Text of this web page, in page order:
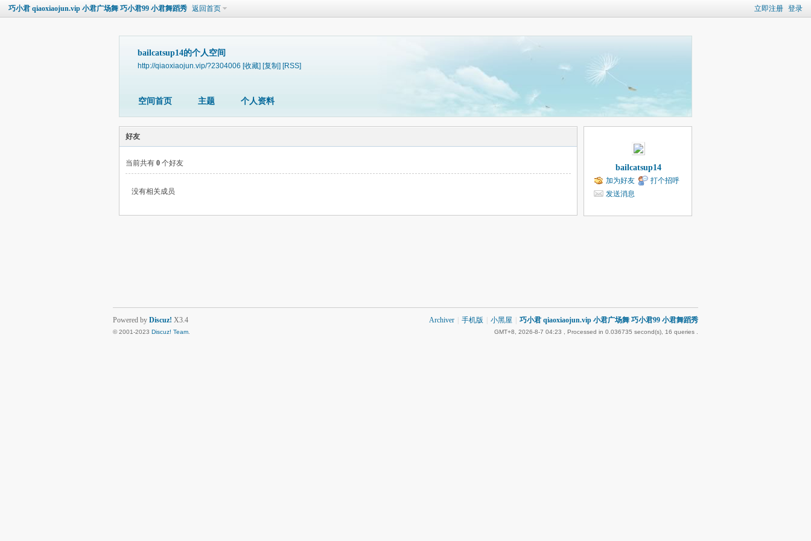
立即注册 登录
巧小君 qiaoxiaojun.vip 小君广场舞 巧小君99 小君舞蹈秀 返回首页
bailcatsup14的个人空间
http://qiaoxiaojun.vip/?2304006 [收藏] [复制] [RSS]
空间首页 主题 个人资料
好友
当前共有 0 个好友
没有相关成员
bailcatsup14
加为好友
打个招呼
发送消息
Archiver 手机版 小黑屋 巧小君 qiaoxiaojun.vip 小君广场舞 巧小君99 小君舞蹈秀
GMT+8, 2026-8-7 04:23 , Processed in 0.036735 second(s), 16 queries .
Powered by Discuz! X3.4
© 2001-2023 Discuz! Team